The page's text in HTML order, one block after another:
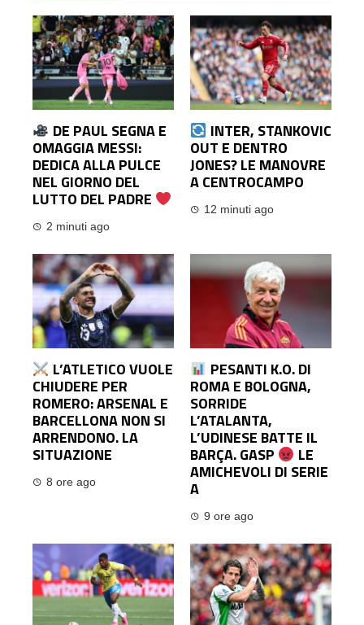
DE PAUL SEGNA E
OMAGGIA MESSI:
DEDICA ALLA PULCE
NEL GIORNO DEL
LUTTO DEL PADRE
2 minuti ago
INTER, STANKOVIC
OUT E DENTRO
JONES? LE MANOVRE
A CENTROCAMPO
12 minuti ago
L’ATLETICO VUOLE
CHIUDERE PER
ROMERO: ARSENAL E
BARCELLONA NON SI
ARRENDONO. LA
SITUAZIONE
8 ore ago
PESANTI K.O. DI
ROMA E BOLOGNA,
SORRIDE
L’ATALANTA,
L’UDINESE BATTE IL
BARÇA. GASP LE
AMICHEVOLI DI SERIE
A
9 ore ago